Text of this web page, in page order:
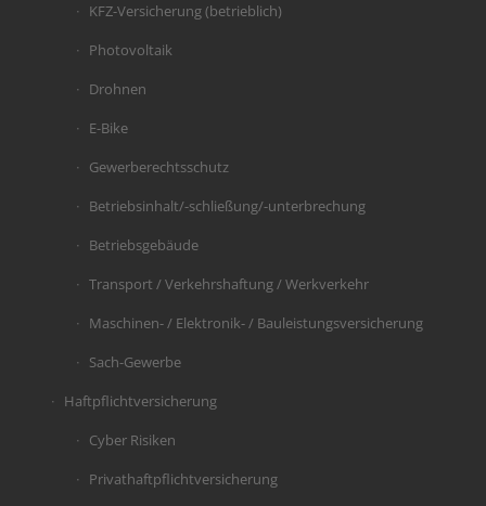
KFZ-Versicherung (betrieblich)
Photovoltaik
Drohnen
E-Bike
Gewerberechtsschutz
Betriebsinhalt/-schließung/-unterbrechung
Betriebsgebäude
Transport / Verkehrshaftung / Werkverkehr
Maschinen- / Elektronik- / Bauleistungsversicherung
Sach-Gewerbe
Haftpflichtversicherung
Cyber Risiken
Privathaftpflichtversicherung